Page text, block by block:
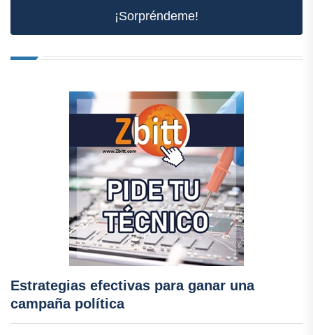
¡Sorpréndeme!
Estrategias efectivas para ganar una
campaña política